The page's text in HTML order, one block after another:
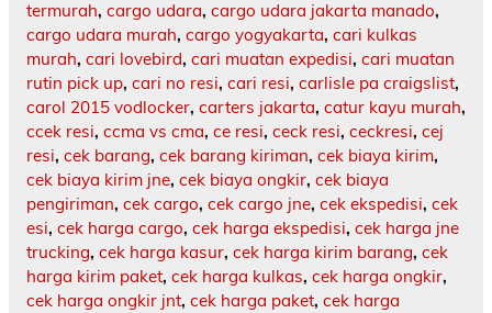
termurah, cargo udara, cargo udara jakarta manado,
cargo udara murah, cargo yogyakarta, cari kulkas
murah, cari lovebird, cari muatan expedisi, cari muatan
rutin pick up, cari no resi, cari resi, carlisle pa craigslist,
carol 2015 vodlocker, carters jakarta, catur kayu murah,
ccek resi, ccma vs cma, ce resi, ceck resi, ceckresi, cej
resi, cek barang, cek barang kiriman, cek biaya kirim,
cek biaya kirim jne, cek biaya ongkir, cek biaya
pengiriman, cek cargo, cek cargo jne, cek ekspedisi, cek
esi, cek harga cargo, cek harga ekspedisi, cek harga jne
trucking, cek harga kasur, cek harga kirim barang, cek
harga kirim paket, cek harga kulkas, cek harga ongkir,
cek harga ongkir jnt, cek harga paket, cek harga